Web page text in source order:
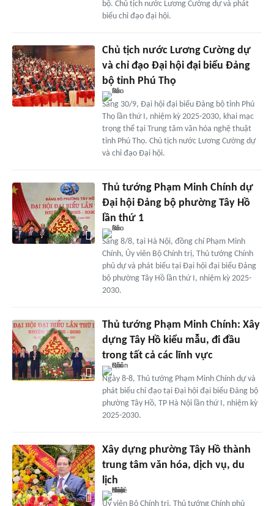
bộ. Chủ tịch nước Lương Cường dự và phát
biểu chỉ đạo đại hội.
Chủ tịch nước Lương Cường dự
và chỉ đạo Đại hội đại biểu Đảng
bộ tỉnh Phú Thọ
Sáng 30/9, Đại hội đại biểu Đảng bộ tỉnh Phú
Thọ lần thứ I, nhiệm kỳ 2025-2030, khai mạc
trọng thể tại Trung tâm văn hóa nghệ thuật
tỉnh Phú Thọ. Chủ tịch nước Lương Cường dự
và chỉ đạo Đại hội.
Thủ tướng Phạm Minh Chính dự
Đại hội Đảng bộ phường Tây Hồ
lần thứ 1
Sáng 8/8, tại Hà Nội, đồng chí Phạm Minh
Chính, Ủy viên Bộ Chính trị, Thủ tướng Chính
phủ dự và phát biểu tại Đại hội đại biểu Đảng
bộ phường Tây Hồ lần thứ I, nhiệm kỳ 2025-
2030.
Thủ tướng Phạm Minh Chính: Xây
dựng Tây Hồ kiểu mẫu, đi đầu
trong tất cả các lĩnh vực
Ngày 8-8, Thủ tướng Phạm Minh Chính dự và
phát biểu chỉ đạo tại Đại hội đại biểu Đảng bộ
phường Tây Hồ, TP Hà Nội lần thứ I, nhiệm kỳ
2025-2030.
Xây dựng phường Tây Hồ thành
trung tâm văn hóa, dịch vụ, du
lịch
Ủy viên Bộ Chính trị, Thủ tướng Chính phủ